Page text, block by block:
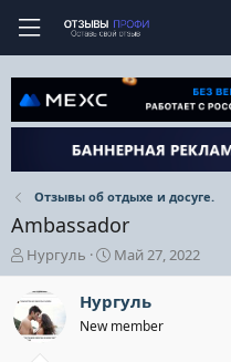
Отзывы об отдыхе и досуге.
Ambassador
А
в
т
о
р
Нургуль
Д
а
а
н
Май 27, 2022
Нургуль
New member